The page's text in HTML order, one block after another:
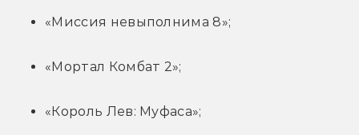
«Миссия невыполнима 8»;
«Мортал Комбат 2»;
«Король Лев: Муфаса»;